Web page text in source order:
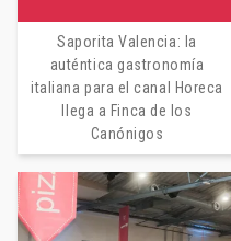
Saporita Valencia: la
auténtica gastronomía
italiana para el canal Horeca
llega a Finca de los
Canónigos